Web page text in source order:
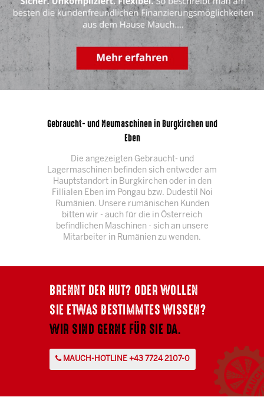
Gebraucht- und Neumaschinen in Burgkirchen und
Eben
Die angezeigten Gebraucht- und
Lagermaschinen befinden sich entweder am
Hauptstandort in Burgkirchen oder in den
Fillialen Eben im Pongau bzw. Dudestil Noi
Rumänien. Unsere rumänischen Kunden
bitten wir - auch für die in Österreich
befindlichen Maschinen - sich an unsere
Mitarbeiter in Rumänien zu wenden.
BRENNT DER HUT? ODER WOLLEN
SIE ETWAS BESTIMMTES WISSEN?
WIR SIND GERNE FÜR SIE DA.
MAUCH-HOTLINE +43 7724 2107-0